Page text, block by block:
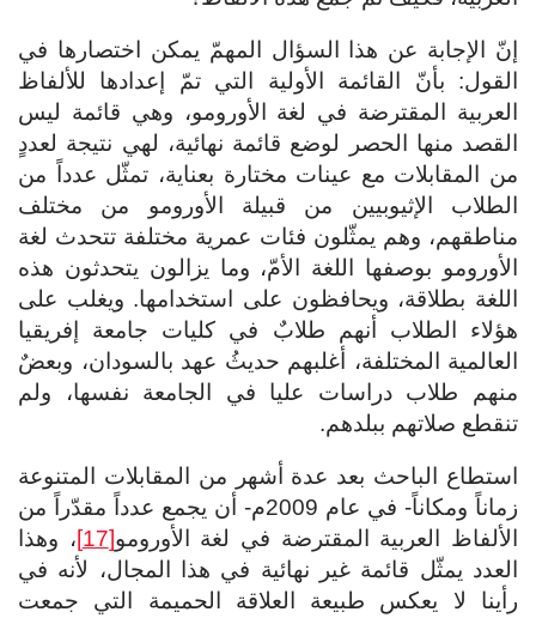
إنّ الإجابة عن هذا السؤال المهمّ يمكن اختصارها في
القول: بأنّ القائمة الأولية التي تمّ إعدادها للألفاظ
العربية المقترضة في لغة الأورومو، وهي قائمة ليس
القصد منها الحصر لوضع قائمة نهائية، لهي نتيجة لعددٍ
من المقابلات مع عينات مختارة بعناية، تمثّل عدداً من
الطلاب الإثيوبيين من قبيلة الأورومو من مختلف
مناطقهم، وهم يمثّلون فئات عمرية مختلفة تتحدث لغة
الأورومو بوصفها اللغة الأمّ، وما يزالون يتحدثون هذه
اللغة بطلاقة، ويحافظون على استخدامها. ويغلب على
هؤلاء الطلاب أنهم طلابٌ في كليات جامعة إفريقيا
العالمية المختلفة، أغلبهم حديثُ عهد بالسودان، وبعضٌ
منهم طلاب دراسات عليا في الجامعة نفسها، ولم
تنقطع صلاتهم ببلدهم.
استطاع الباحث بعد عدة أشهر من المقابلات المتنوعة
زماناً ومكاناً- في عام 2009م- أن يجمع عدداً مقدّراً من
الألفاظ العربية المقترضة في لغة الأورومو[17]
، وهذا
العدد يمثّل قائمة غير نهائية في هذا المجال، لأنه في
رأينا لا يعكس طبيعة العلاقة الحميمة التي جمعت